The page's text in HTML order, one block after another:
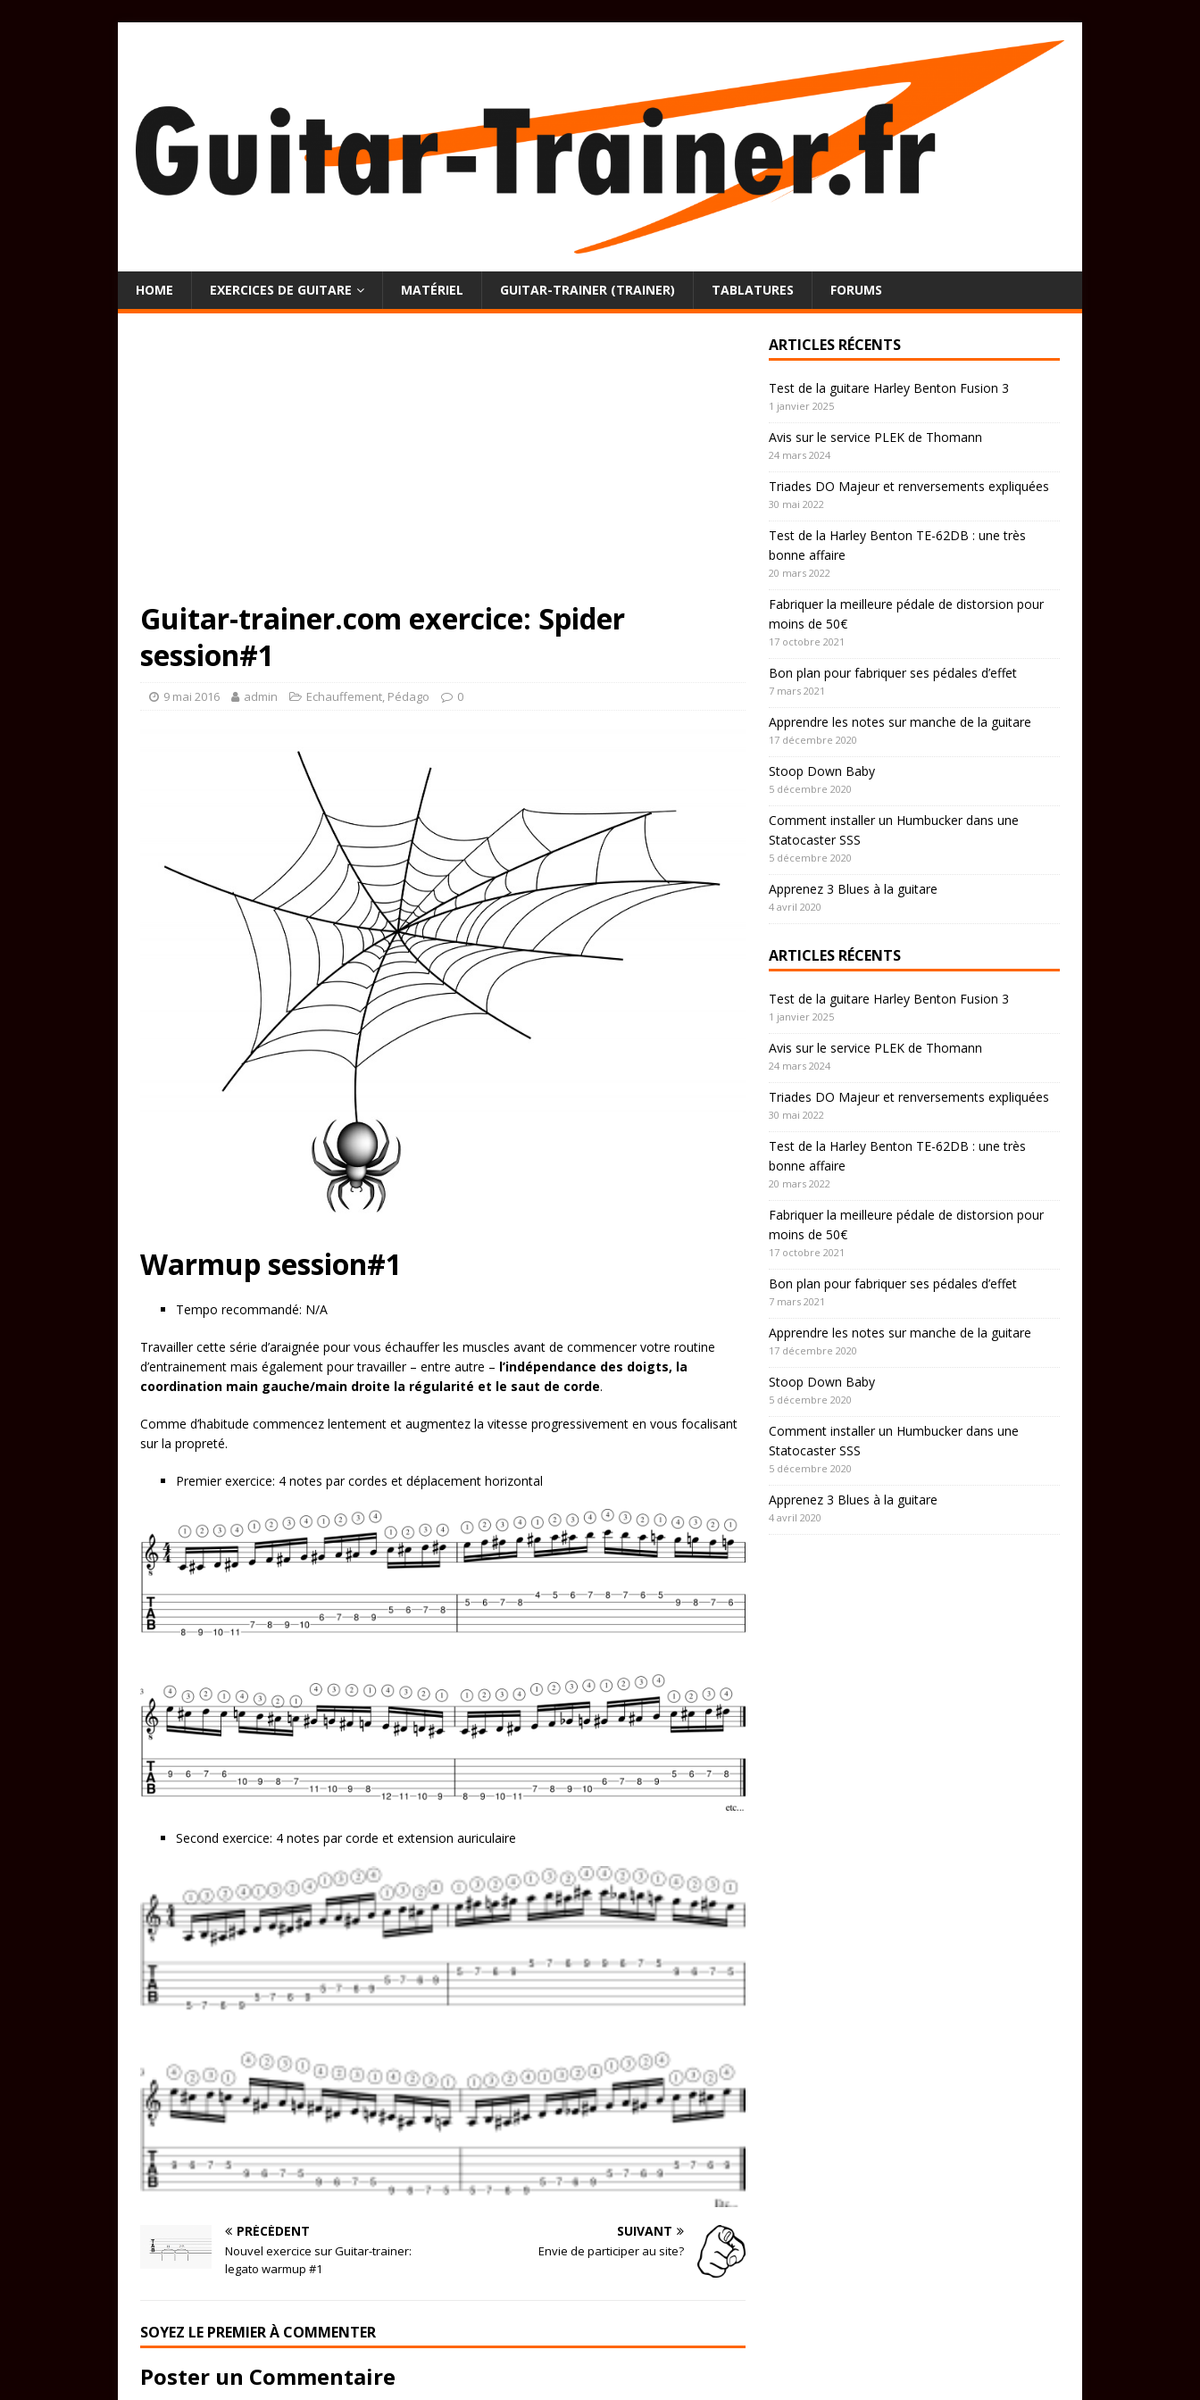
HOME EXERCICES DE GUITARE MATÉRIEL GUITAR-TRAINER (TRAINER) TABLATURES FORUMS
Guitar-trainer.com exercice: Spider
session#1
9 mai 2016 admin Echauffement, Pédago 0
Warmup session#1
Tempo recommandé: N/A
Travailler cette série d’araignée pour vous échauffer les muscles avant de commencer votre routine
d’entrainement mais également pour travailler – entre autre – l’indépendance des doigts, la
coordination main gauche/main droite la régularité et le saut de corde.
Comme d’habitude commencez lentement et augmentez la vitesse progressivement en vous focalisant
sur la propreté.
Premier exercice: 4 notes par cordes et déplacement horizontal
Second exercice: 4 notes par corde et extension auriculaire
PRÉCÉDENT
Nouvel exercice sur Guitar-trainer:
legato warmup #1
SUIVANT
Envie de participer au site?
SOYEZ LE PREMIER À COMMENTER
Poster un Commentaire
ARTICLES RÉCENTS
Test de la guitare Harley Benton Fusion 3
1 janvier 2025
Avis sur le service PLEK de Thomann
24 mars 2024
Triades DO Majeur et renversements expliquées
30 mai 2022
Test de la Harley Benton TE-62DB : une très
bonne affaire
20 mars 2022
Fabriquer la meilleure pédale de distorsion pour
moins de 50€
17 octobre 2021
Bon plan pour fabriquer ses pédales d’effet
7 mars 2021
Apprendre les notes sur manche de la guitare
17 décembre 2020
Stoop Down Baby
5 décembre 2020
Comment installer un Humbucker dans une
Statocaster SSS
5 décembre 2020
Apprenez 3 Blues à la guitare
4 avril 2020
ARTICLES RÉCENTS
Test de la guitare Harley Benton Fusion 3
1 janvier 2025
Avis sur le service PLEK de Thomann
24 mars 2024
Triades DO Majeur et renversements expliquées
30 mai 2022
Test de la Harley Benton TE-62DB : une très
bonne affaire
20 mars 2022
Fabriquer la meilleure pédale de distorsion pour
moins de 50€
17 octobre 2021
Bon plan pour fabriquer ses pédales d’effet
7 mars 2021
Apprendre les notes sur manche de la guitare
17 décembre 2020
Stoop Down Baby
5 décembre 2020
Comment installer un Humbucker dans une
Statocaster SSS
5 décembre 2020
Apprenez 3 Blues à la guitare
4 avril 2020